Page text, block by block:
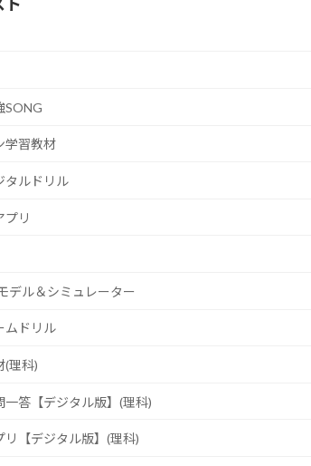
SONG
学習教材
タルドリル
プリ
デル＆シミュレーター
ムドリル
(理科)
一答【デジタル版】(理科)
リ【デジタル版】(理科)